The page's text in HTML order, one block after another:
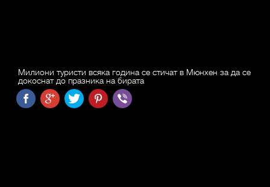
Милиони туристи всяка година се стичат в Мюнхен за да се
докоснат до празника на бирата